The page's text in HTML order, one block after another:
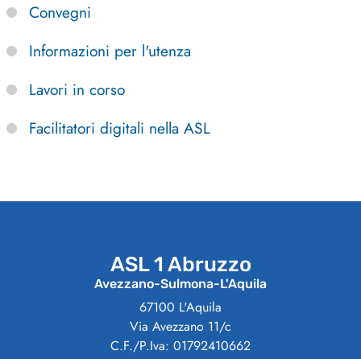
Convegni
Informazioni per l'utenza
Lavori in corso
Facilitatori digitali nella ASL
ASL 1 Abruzzo
Avezzano-Sulmona-L'Aquila
67100 L'Aquila
Via Avezzano 11/c
C.F./P.Iva: 01792410662